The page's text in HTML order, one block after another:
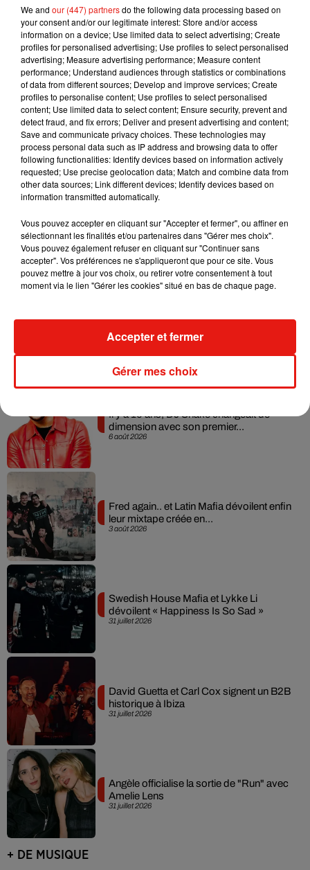
guerrière pourrait laisser entrevoir une chanson plus
personnelle ou engagée, même si aucun détail officiel n'a
encore été communiqué sur son contenu.
En parallèle de cette annonce, Angèle a également mis à
disposition un lien permettant aux auditeurs de
préenregistrerDis-lesur les plateformes de streaming. Une
manière de préparer le terrain avant la sortie officielle du titre.
À 30 ans, Angèle continue de s'imposer comme l'une des
artistes francophones les plus influentes de sa génération.
AvecDis-le , la chanteuse belge ouvre un nouveau chapitre
musical qui suscite déjà une forte attente auprès de son
public.
Musique
7 août 2026
Angèle et Amélie Lens dévoilent leur
collaboration tant attendue
6 août 2026
Il y a 10 ans, DJ Snake changeait de
dimension avec son premier...
3 août 2026
Fred again.. et Latin Mafia dévoilent enfin
leur mixtape créée en...
31 juillet 2026
Swedish House Mafia et Lykke Li
dévoilent « Happiness Is So Sad »
31 juillet 2026
David Guetta et Carl Cox signent un B2B
historique à Ibiza
31 juillet 2026
Angèle officialise la sortie de "Run" avec
Amelie Lens
+ DE MUSIQUE
We and our (447) partnersdo the following data processing based on
your consent and/or our legitimate interest: Store and/or access
information on a device; Use limited data to select advertising; Create
profiles for personalised advertising; Use profiles to select personalised
advertising; Measure advertising performance; Measure content
performance; Understand audiences through statistics or combinations
of data from different sources; Develop and improve services; Create
profiles to personalise content; Use profiles to select personalised
content; Use limited data to select content; Ensure security, prevent and
detect fraud, and fix errors; Deliver and present advertising and content;
Save and communicate privacy choices. These technologies may
process personal data such as IP address and browsing data to offer
following functionalities: Identify devices based on information actively
requested; Use precise geolocation data; Match and combine data from
other data sources; Link different devices; Identify devices based on
information transmitted automatically.
Vous pouvez accepter en cliquant sur "Accepter et fermer", ou affiner en
sélectionnant les finalités et/ou partenaires dans "Gérer mes choix".
Vous pouvez également refuser en cliquant sur "Continuer sans
accepter". Vos préférences ne s'appliqueront que pour ce site. Vous
pouvez mettre à jour vos choix, ou retirer votre consentement à tout
moment via le lien "Gérer les cookies" situé en bas de chaque page.
Gérer mes choix
Accepter et fermer